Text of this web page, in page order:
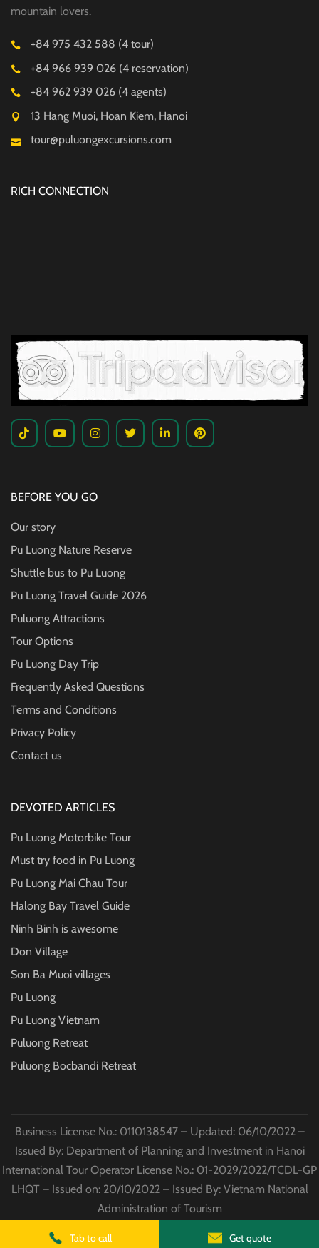
mountain lovers.
+84 975 432 588 (4 tour)
+84 966 939 026 (4 reservation)
+84 962 939 026 (4 agents)
13 Hang Muoi, Hoan Kiem, Hanoi
tour@puluongexcursions.com
Tab to call Get quote
RICH CONNECTION
BEFORE YOU GO
Our story
Pu Luong Nature Reserve
Shuttle bus to Pu Luong
Pu Luong Travel Guide 2026
Puluong Attractions
Tour Options
Pu Luong Day Trip
Frequently Asked Questions
Terms and Conditions
Privacy Policy
Contact us
DEVOTED ARTICLES
Pu Luong Motorbike Tour
Must try food in Pu Luong
Pu Luong Mai Chau Tour
Halong Bay Travel Guide
Ninh Binh is awesome
Don Village
Son Ba Muoi villages
Pu Luong
Pu Luong Vietnam
Puluong Retreat
Puluong Bocbandi Retreat
Business License No.: 0110138547 – Updated: 06/10/2022 –
Issued By: Department of Planning and Investment in Hanoi
International Tour Operator License No.: 01-2029/2022/TCDL-GP
LHQT – Issued on: 20/10/2022 – Issued By: Vietnam National
Administration of Tourism